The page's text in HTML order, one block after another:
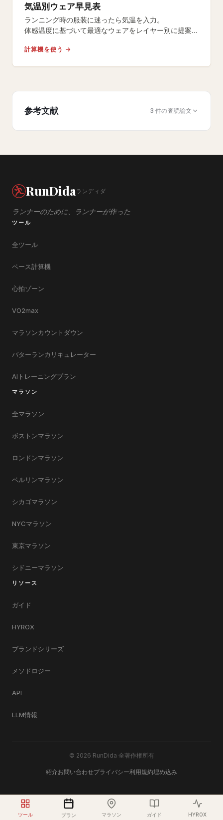
気温別ウェア早見表
ランニング時の服装に迷ったら気温を入力。
体感温度に基づいて最適なウェアをレイヤー別に提案。
計算機を使う →
参考文献 3 件の査読論文
RunDidaランディダ
ランナーのために、ランナーが作った
ツール
全ツール
ペース計算機
心拍ゾーン
VO2max
マラソンカウントダウン
バターランカリキュレーター
AIトレーニングプラン
マラソン
全マラソン
ボストンマラソン
ロンドンマラソン
ベルリンマラソン
シカゴマラソン
NYCマラソン
東京マラソン
シドニーマラソン
リソース
ガイド
HYROX
ブランドシリーズ
メソドロジー
API
LLM情報
© 2026 RunDida 全著作権所有
紹介お問い合わせプライバシー利用規約埋め込み
ツール プラン マラソン ガイド HYROX